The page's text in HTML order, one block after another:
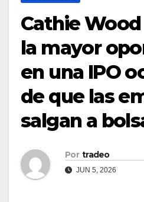
Cathie
la mayor
en una IPO
de que las
salgan a
Por tradeo
JUN 5, 2026